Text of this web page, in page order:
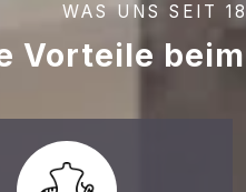
WAS UNS SEIT
Vorteile